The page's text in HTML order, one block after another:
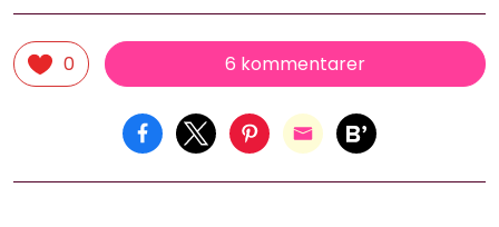
0 6 kommentarer